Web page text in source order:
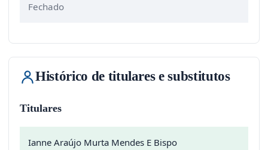
Fechado
Histórico de titulares e substitutos
Titulares
Ianne Araújo Murta Mendes E Bispo